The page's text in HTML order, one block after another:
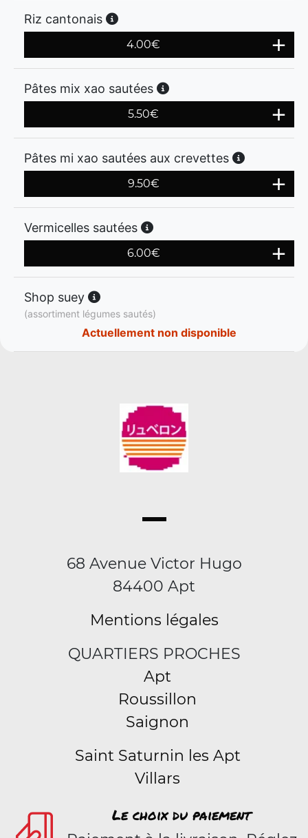
Riz cantonais
4.00€
Pâtes mix xao sautées
5.50€
Pâtes mi xao sautées aux crevettes
9.50€
Vermicelles sautées
6.00€
Shop suey
(assortiment légumes sautés)
Actuellement non disponible
68 Avenue Victor Hugo
84400 Apt
Mentions légales
QUARTIERS PROCHES
Apt
Roussillon
Saignon
Saint Saturnin les Apt
Villars
Le choix du paiement